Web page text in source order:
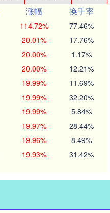
涨幅
换手率
114.72% 77.46%
20.01% 17.76%
20.00% 1.17%
20.00% 12.21%
19.99% 11.69%
19.99% 32.20%
19.99% 5.84%
19.97% 28.44%
19.96% 8.49%
19.93% 31.42%